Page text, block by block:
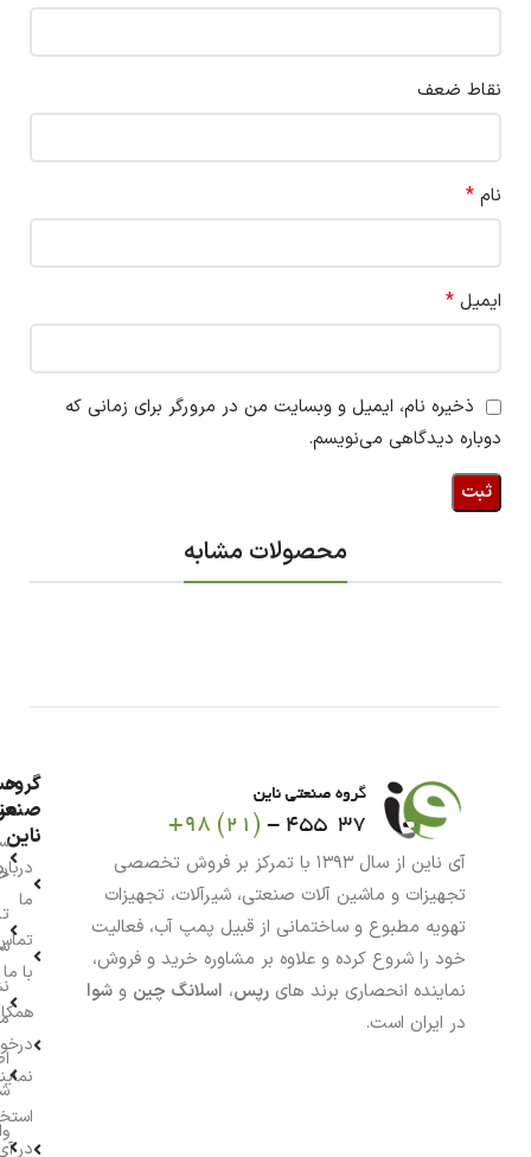
نقاط ضعف
نام *
ایمیل *
ذخیره نام، ایمیل و وبسایت من در مرورگر برای زمانی که
دوباره دیدگاهی می‌نویسم.
محصولات مشابه
آی ناین از سال ۱۳۹۳ با تمرکز بر فروش تخصصی
تجهیزات و ماشین آلات صنعتی، شیرآلات، تجهیزات
تهویه مطبوع و ساختمانی از قبیل پمپ آب، فعالیت
خود را شروع کرده و علاوه بر مشاوره خرید و فروش،
نماینده انحصاری برند های رپس، اسلانگ چین و شوا
در ایران است.
گروه
ناین
ما
با ما
در